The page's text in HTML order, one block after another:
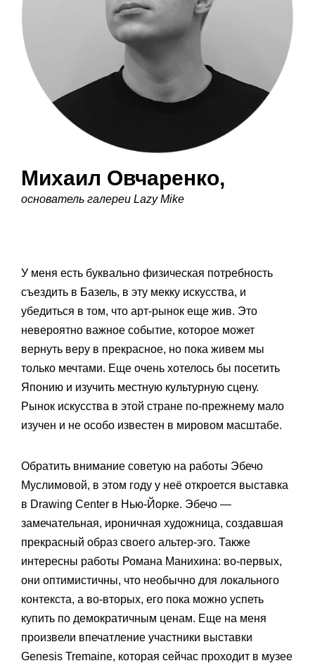
Михаил Овчаренко,
основатель галереи Lazy Mike
У меня есть буквально физическая потребность
съездить в Базель, в эту мекку искусства, и
убедиться в том, что арт-рынок еще жив. Это
невероятно важное событие, которое может
вернуть веру в прекрасное, но пока живем мы
только мечтами. Еще очень хотелось бы посетить
Японию и изучить местную культурную сцену.
Рынок искусства в этой стране по-прежнему мало
изучен и не особо известен в мировом масштабе.
Обратить внимание советую на работы Эбечо
Муслимовой, в этом году у неё откроется выставка
в Drawing Center в Нью-Йорке. Эбечо —
замечательная, ироничная художница, создавшая
прекрасный образ своего альтер-эго. Также
интересны работы Романа Манихина: во-первых,
они оптимистичны, что необычно для локального
контекста, а во-вторых, его пока можно успеть
купить по демократичным ценам. Еще на меня
произвели впечатление участники выставки
Genesis Tremaine, которая сейчас проходит в музее